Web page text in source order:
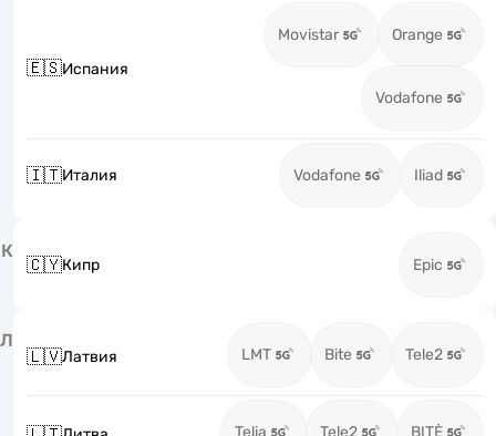
🇪🇸Испания
Movistar Orange
Vodafone
🇮🇹Италия Vodafone Iliad
К
🇨🇾Кипр Epic
Л
🇱🇻Латвия LMT Bite Tele2
Telia Tele2 BITĖ